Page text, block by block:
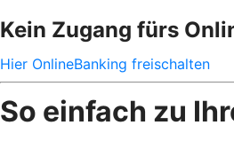
Kein Zugang fürs
Hier OnlineBanking freischalten
So einfach zu